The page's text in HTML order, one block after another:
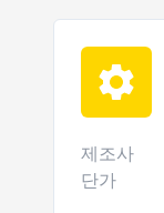
제조사
단가